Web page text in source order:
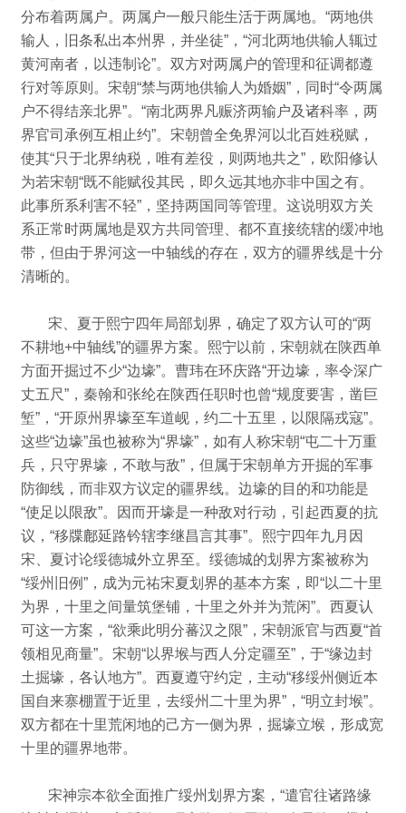
分布着两属户。 两属户一般只能生活于两属地。 “两地供
输人，旧条私出本州界，并坐徒”，“河北两地供输人辄过
黄河南者，以违制论”。 双方对两属户的管理和征调都遵
行对等原则。 宋朝“禁与两地供输人为婚姻”，同时“令两属
户不得结亲北界”。 “南北两界凡赈济两输户及诸科率，两
界官司承例互相止约”。 宋朝曾全免界河以北百姓税赋，
使其“只于北界纳税，唯有差役，则两地共之”，欧阳修认
为若宋朝“既不能赋役其民，即久远其地亦非中国之有。
此事所系利害不轻”，坚持两国同等管理。 这说明双方关
系正常时两属地是双方共同管理、都不直接统辖的缓冲地
带，但由于界河这一中轴线的存在，双方的疆界线是十分
清晰的。
宋、夏于熙宁四年局部划界，确定了双方认可的“两
不耕地+中轴线”的疆界方案。 熙宁以前，宋朝就在陕西单
方面开掘过不少“边壕”。 曹玮在环庆路“开边壕，率令深广
丈五尺”， 秦翰和张纶在陕西任职时也曾“规度要害，凿巨
堑”，“开原州界壕至车道岘，约二十五里，以限隔戎寇”。
这些“边壕”虽也被称为“界壕”，如有人称宋朝“屯二十万重
兵，只守界壕，不敢与敌”， 但属于宋朝单方开掘的军事
防御线，而非双方议定的疆界线。 边壕的目的和功能是
“使足以限敌”。
因而开壕是一种敌对行动，引起西夏的抗
议，“移牒鄜延路钤辖李继昌言其事”。 熙宁四年九月因
宋、夏讨论绥德城外立界至。 绥德城的划界方案被称为
“绥州旧例”，成为元祐宋夏划界的基本方案，即“以二十里
为界，十里之间量筑堡铺，十里之外并为荒闲”。 西夏认
可这一方案，“欲乘此明分蕃汉之限”，宋朝派官与西夏“首
领相见商量”。 宋朝“以界堠与西人分定疆至”，于“缘边封
土掘壕，各认地方”。 西夏遵守约定，主动“移绥州侧近本
国自来寨棚置于近里，去绥州二十里为界”，“明立封堠”。
双方都在十里荒闲地的己方一侧为界，掘壕立堠，形成宽
十里的疆界地带。
宋神宗本欲全面推广绥州划界方案，“遣官往诸路缘